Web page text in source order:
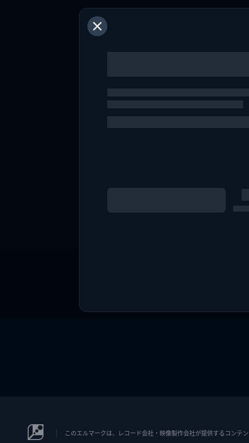
このエルマークは、レコード会社・映像製作会社が提供するコンテ